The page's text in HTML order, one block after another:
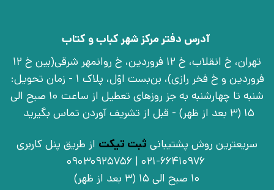
آدرس دفتر مرکز شهر کباب و کتاب
تهران، خ انقلاب، خ 12 فروردین، خ روانمهر شرقی(بین خ 12
فروردین و خ فخر رازی)، بن‌بست اوّل، پلاک 1 - زمان تحویل:
شنبه تا چهارشنبه به جز روزهای تعطیل از ساعت 10 صبح الی
15 (3 بعد از ظهر) - قبل از تشریف آوردن تماس بگیرید
سریعترین روش پشتیبانی ثبت تیکت از طریق پنل کاربری
021-66410976 | 09030925756
10 صبح الی 15 (3 بعد از ظهر)